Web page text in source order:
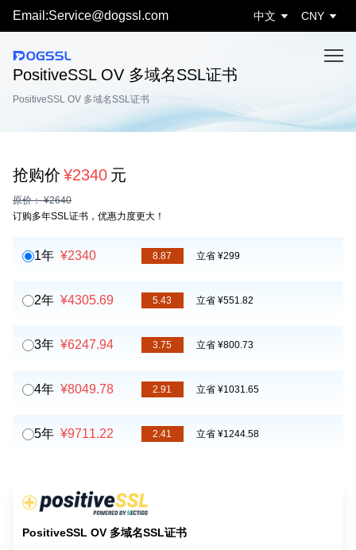
Email:Service@dogssl.com 中文 CNY
PositiveSSL OV 多域名SSL证书
PositiveSSL OV 多域名SSL证书
抢购价 ¥2340 元
原价： ¥2640
订购多年SSL证书，优惠力度更大！
1年 ¥2340 8.87 立省 ¥299
2年 ¥4305.69 5.43 立省 ¥551.82
3年 ¥6247.94 3.75 立省 ¥800.73
4年 ¥8049.78 2.91 立省 ¥1031.65
5年 ¥9711.22 2.41 立省 ¥1244.58
PositiveSSL OV 多域名SSL证书